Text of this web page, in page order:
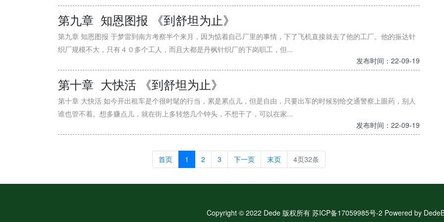
第九章 知恩图报 《到舒坦为止》
第九章 知恩图报 于梦雷到南方考察半个来月，因为惦着自己厂里的事情，下了飞机直接就去了他的工厂。他的振达针
织厂规模不大，只有４０多个工人，而且大都是丹枫针织厂的下岗职工，但...
发布时间：22-09-19
第十章 大快活 《到舒坦为止》
第十章 大快活 如今开出租车是个很时髦的行当，累是累点儿，但是自由，只要出车的时候别给交通警察上眼药，别人
谁也管不着。想多赚点儿，就在街上多转悠几个钟头，不想干了，可以在家...
发布时间：22-09-19
首页 1 2 3 下一页 末页 4页32条
Copyright © 2022 Dede 版权所有 苏ICP备17059985号-2 Powered by